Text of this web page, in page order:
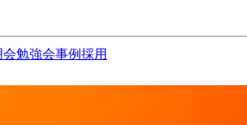
勉強会事例採用